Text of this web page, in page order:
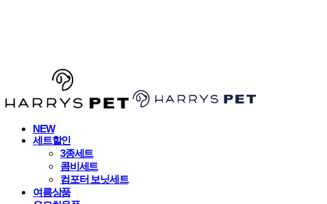
NEW
세트할인
3종세트
콤비세트
컴포터 보닛세트
여름상품